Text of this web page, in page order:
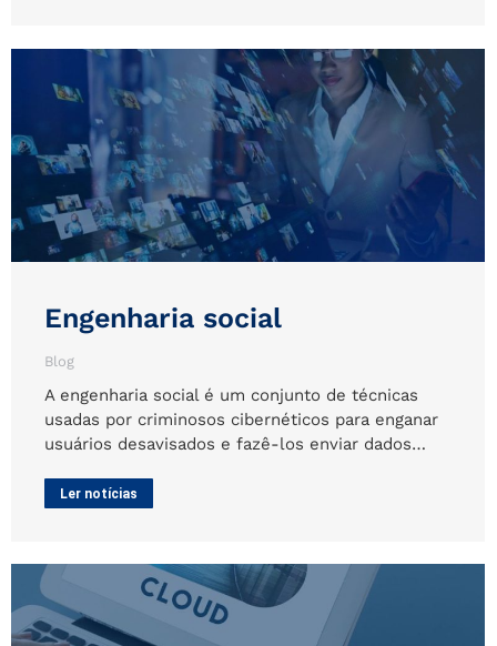
Engenharia social
Blog
A engenharia social é um conjunto de técnicas
usadas por criminosos cibernéticos para enganar
usuários desavisados e fazê-los enviar dados…
Ler notícias